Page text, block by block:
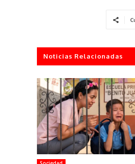
Noticias Relacionadas